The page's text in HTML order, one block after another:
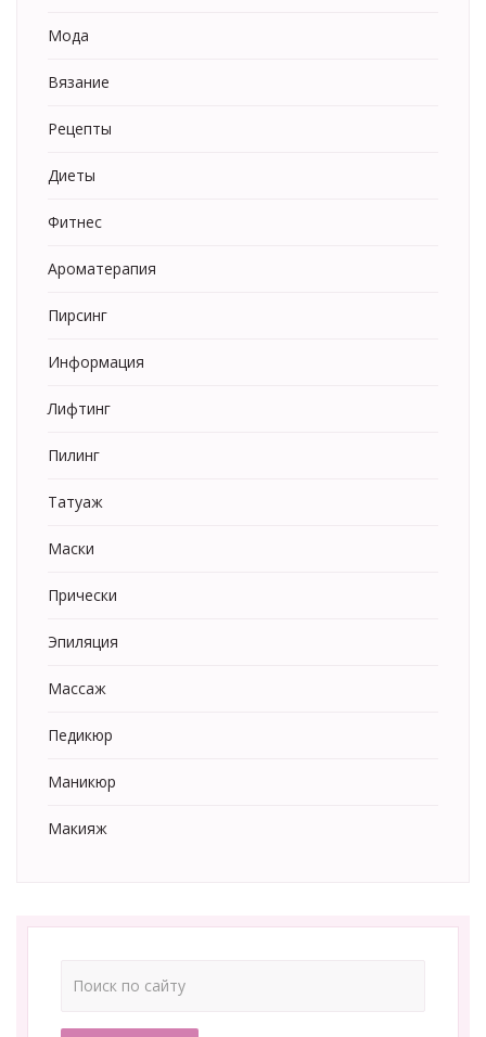
Мода
Вязание
Рецепты
Диеты
Фитнес
Ароматерапия
Пирсинг
Информация
Лифтинг
Пилинг
Татуаж
Маски
Прически
Эпиляция
Массаж
Педикюр
Маникюр
Макияж